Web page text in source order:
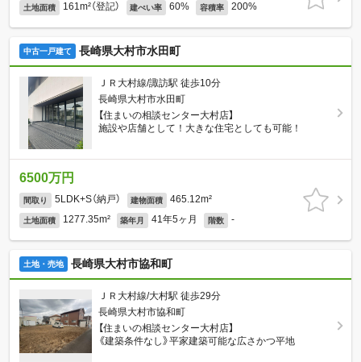
土地面積 161m²（登記） 建ぺい率 60% 容積率 200%
中古一戸建て 長崎県大村市水田町
ＪＲ大村線/諏訪駅 徒歩10分
長崎県大村市水田町
【住まいの相談センター大村店】
施設や店舗として！大きな住宅としても可能！
6500万円
間取り 5LDK+S（納戸） 建物面積 465.12m²
土地面積 1277.35m² 築年月 41年5ヶ月 階数 -
土地・売地 長崎県大村市協和町
ＪＲ大村線/大村駅 徒歩29分
長崎県大村市協和町
【住まいの相談センター大村店】
《建築条件なし》平家建築可能な広さかつ平地